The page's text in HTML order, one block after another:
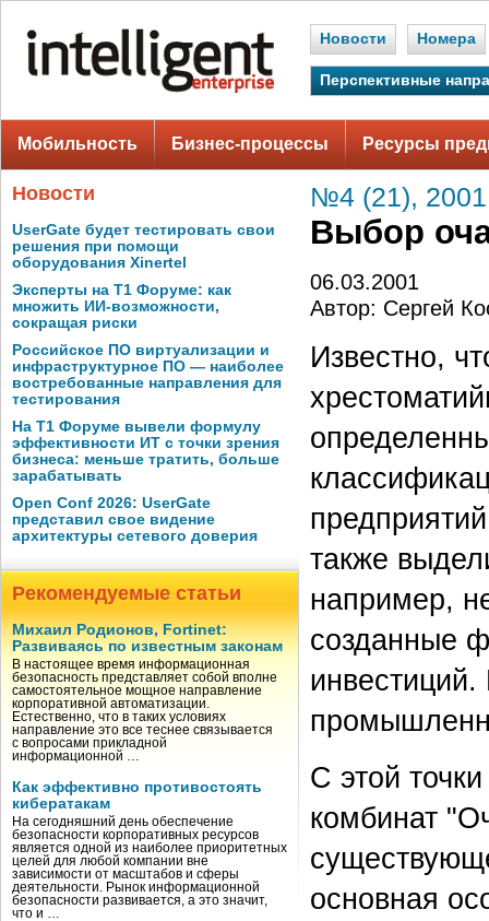
Новости Номера
Перспективные
Мобильность Бизнес-процессы Ресурсы
Новости
UserGate будет тестировать свои
решения при помощи
оборудования Xinertel
Эксперты на Т1 Форуме: как
множить ИИ-возможности,
сокращая риски
Российское ПО виртуализации и
инфраструктурное ПО — наиболее
востребованные направления для
тестирования
На Т1 Форуме вывели формулу
эффективности ИТ с точки зрения
бизнеса: меньше тратить, больше
зарабатывать
Open Conf 2026: UserGate
представил свое видение
архитектуры сетевого доверия
Рекомендуемые статьи
Михаил Родионов, Fortinet:
Развиваясь по известным законам
В настоящее время информационная
безопасность представляет собой вполне
самостоятельное мощное направление
корпоративной автоматизации.
Естественно, что в таких условиях
направление это все теснее связывается
с вопросами прикладной
информационной …
Как эффективно противостоять
кибератакам
На сегодняшний день обеспечение
безопасности корпоративных ресурсов
является одной из наиболее приоритетных
целей для любой компании вне
зависимости от масштабов и сферы
деятельности. Рынок информационной
безопасности развивается, а это значит,
что и …
№4 (21), 2001
Выбор
06.03.2001
Автор: Сергей
Известно,
также
например,
созданные
инвестиций.
С этой
комбинат
основная